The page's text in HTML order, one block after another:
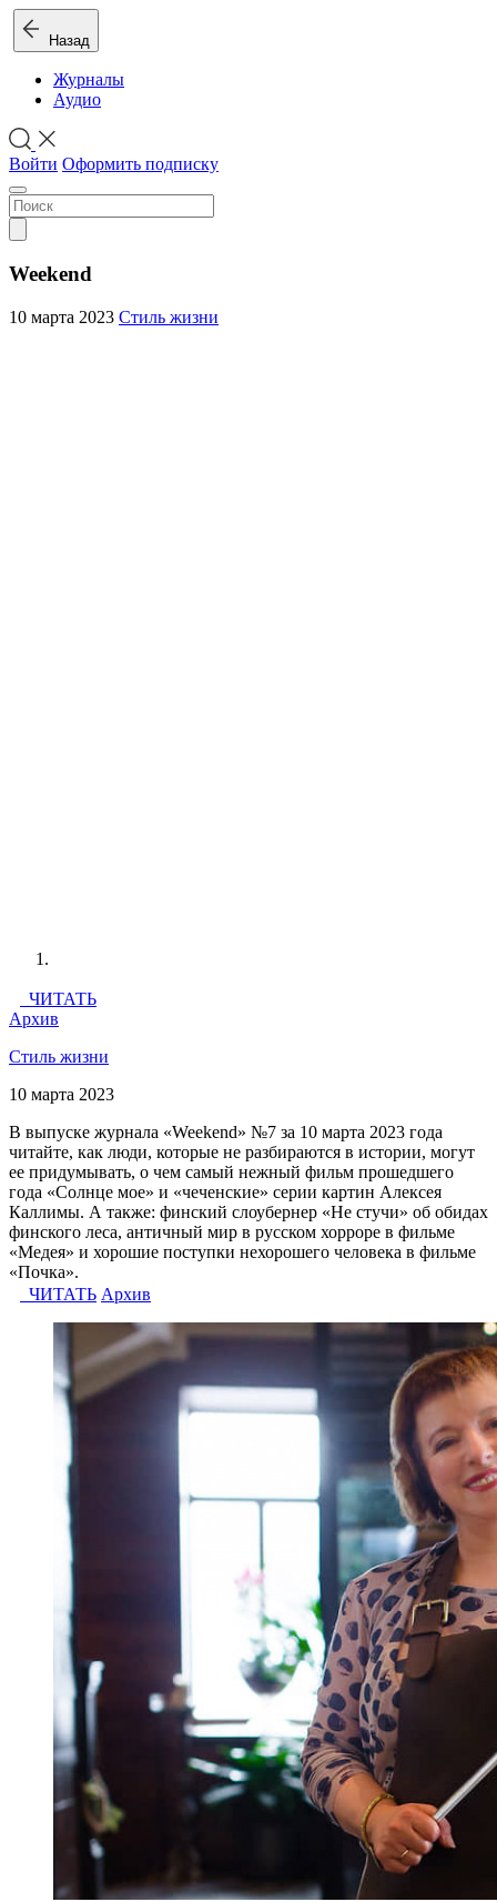
Назад
Журналы
Аудио
Войти Оформить подписку
Weekend
10 марта 2023 Стиль жизни
ЧИТАТЬ
Архив
Стиль жизни
10 марта 2023
В выпуске журнала «Weekend» №7 за 10 марта 2023 года
читайте, как люди, которые не разбираются в истории, могут
ее придумывать, о чем самый нежный фильм прошедшего
года «Солнце мое» и «чеченские» серии картин Алексея
Каллимы. А также: финский слоубернер «Не стучи» об обидах
финского леса, античный мир в русском хорроре в фильме
«Медея» и хорошие поступки нехорошего человека в фильме
«Почка».
ЧИТАТЬ Архив